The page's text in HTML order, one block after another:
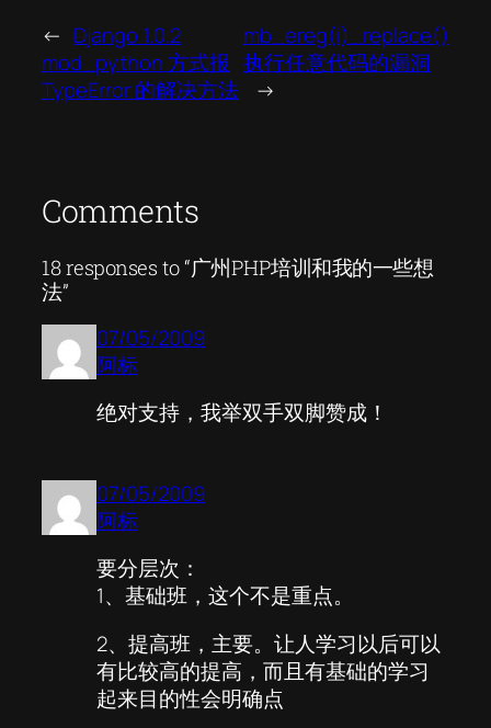
← Django 1.0.2
mod_python 方式报
TypeError 的解决方法
mb_ereg(i)_replace()
执行任意代码的漏洞
→
Comments
18 responses to “广州PHP培训和我的一些想
法”
07/05/2009
阿标
绝对支持，我举双手双脚赞成！
07/05/2009
阿标
要分层次：
1、基础班，这个不是重点。
2、提高班，主要。让人学习以后可以
有比较高的提高，而且有基础的学习
起来目的性会明确点